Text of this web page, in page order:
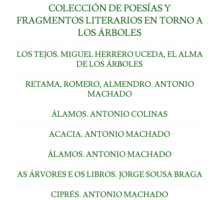
COLECCIÓN DE POESÍAS Y
FRAGMENTOS LITERARIOS EN TORNO A
LOS ÁRBOLES
LOS TEJOS. MIGUEL HERRERO UCEDA, EL ALMA
DE LOS ÁRBOLES
RETAMA, ROMERO, ALMENDRO. ANTONIO
MACHADO
ÁLAMOS. ANTONIO COLINAS
ACACIA. ANTONIO MACHADO
ÁLAMOS. ANTONIO MACHADO
AS ÁRVORES E OS LIBROS. JORGE SOUSA BRAGA
CIPRÉS. ANTONIO MACHADO